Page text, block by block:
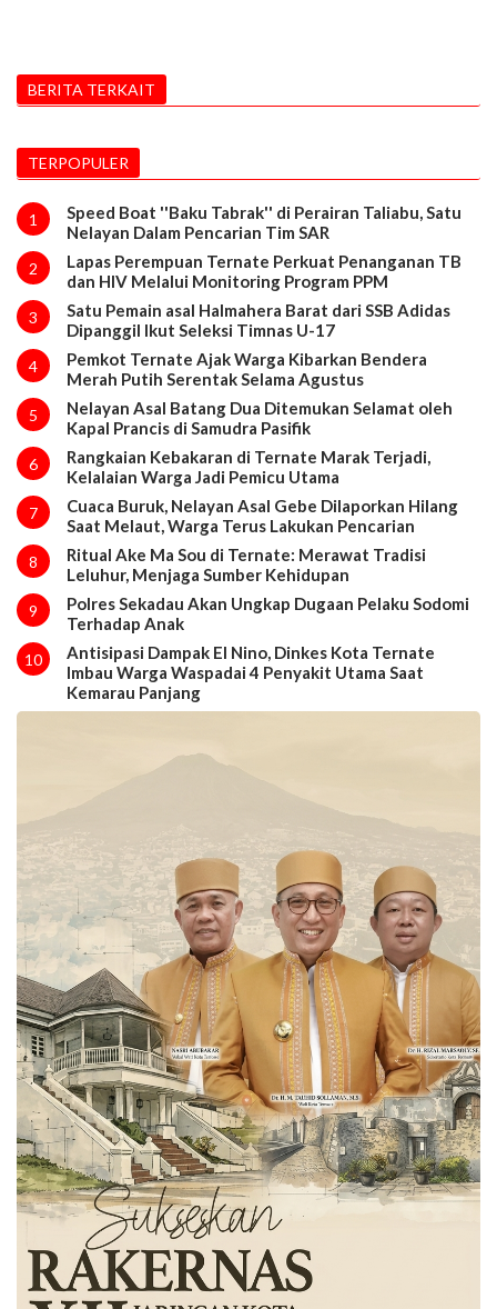
BERITA TERKAIT
TERPOPULER
1
Speed Boat ''Baku Tabrak'' di Perairan Taliabu, Satu
Nelayan Dalam Pencarian Tim SAR
2
Lapas Perempuan Ternate Perkuat Penanganan TB
dan HIV Melalui Monitoring Program PPM
3
Satu Pemain asal Halmahera Barat dari SSB Adidas
Dipanggil Ikut Seleksi Timnas U-17
4
Pemkot Ternate Ajak Warga Kibarkan Bendera
Merah Putih Serentak Selama Agustus
5
Nelayan Asal Batang Dua Ditemukan Selamat oleh
Kapal Prancis di Samudra Pasifik
6
Rangkaian Kebakaran di Ternate Marak Terjadi,
Kelalaian Warga Jadi Pemicu Utama
7
Cuaca Buruk, Nelayan Asal Gebe Dilaporkan Hilang
Saat Melaut, Warga Terus Lakukan Pencarian
8
Ritual Ake Ma Sou di Ternate: Merawat Tradisi
Leluhur, Menjaga Sumber Kehidupan
9
Polres Sekadau Akan Ungkap Dugaan Pelaku Sodomi
Terhadap Anak
10
Antisipasi Dampak El Nino, Dinkes Kota Ternate
Imbau Warga Waspadai 4 Penyakit Utama Saat
Kemarau Panjang